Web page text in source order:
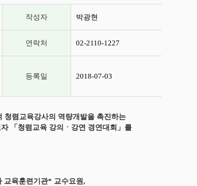
작성자 박광현
연락처 02-2110-1227
등록일 2018-07-03
청렴교육강사의 역량개발을 촉진하는
「청렴교육 강의ㆍ강연 경연대회」를
교육훈련기관* 교수요원,